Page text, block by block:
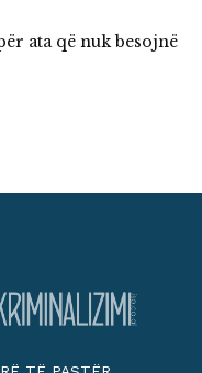
ata që nuk besojnë